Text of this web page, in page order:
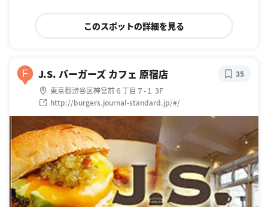
このスポットの詳細を見る
F J.S. バーガーズ カフェ 原宿店
東京都渋谷区神宮前６丁目７-１ 3F
http://burgers.journal-standard.jp/#/
35